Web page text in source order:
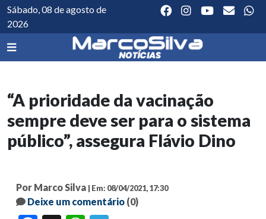
Sábado, 08 de agosto de
2026
“A prioridade da vacinação
sempre deve ser para o sistema
público”, assegura Flávio Dino
Por Marco Silva | Em: 08/04/2021, 17:30
Deixe um comentário (0)